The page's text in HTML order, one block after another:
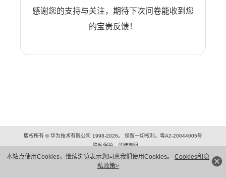
本站点使用Cookies，继续浏览表示您同意我们使用Cookies。 Cookies和隐
私政策>
感谢您的支持与关注，期待下次问卷能收到您
的宝贵反馈！
版权所有 © 华为技术有限公司 1998-2026。 保留一切权利。粤A2-20044005号
隐私保护
法律声明